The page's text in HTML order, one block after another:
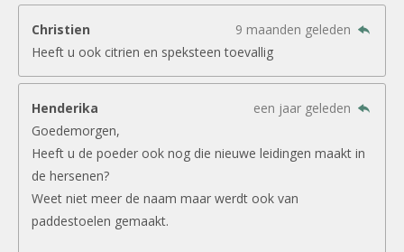
Christien
9 maanden geleden
Heeft u ook citrien en speksteen toevallig
Henderika
een jaar geleden
Goedemorgen,
Heeft u de poeder ook nog die nieuwe leidingen maakt in
de hersenen?
Weet niet meer de naam maar werdt ook van
paddestoelen gemaakt.